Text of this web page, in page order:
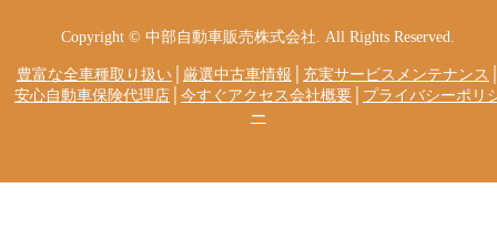
Copyright © 中部自動車販売株式会社. All Rights Reserved.
豊富な全車種取り扱い│ 厳選中古車情報 充実サービスメンテナンス
安心自動車保険代理店│ 今すぐアクセス会社概要│ プライバシーポリ
ー